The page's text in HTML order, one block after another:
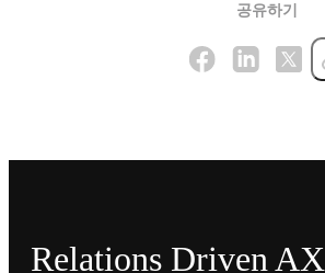
공유하기
Relations Driven AX